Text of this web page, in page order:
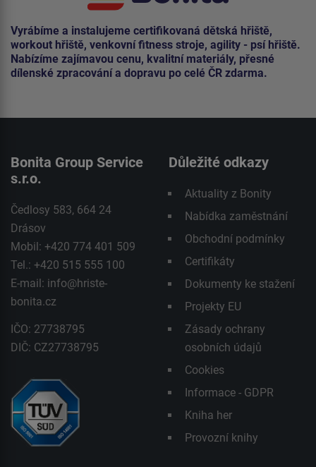
Vyrábíme a instalujeme certifikovaná dětská hřiště,
workout hřiště, venkovní fitness stroje, agility - psí hřiště.
Nabízíme zajímavou cenu, kvalitní materiály, přesné
dílenské zpracování a dopravu po celé ČR zdarma.
Bonita Group Service
s.r.o.
Čedlosy 583, 664 24
Drásov
Mobil: +420 774 401 509
Tel.: +420 515 555 100
E-mail: info@hriste-
bonita.cz
IČO: 27738795
DIČ: CZ27738795
Důležité odkazy
Aktuality z Bonity
Nabídka zaměstnání
Obchodní podmínky
Certifikáty
Dokumenty ke stažení
Projekty EU
Zásady ochrany
osobních údajů
Cookies
Informace - GDPR
Kniha her
Provozní knihy